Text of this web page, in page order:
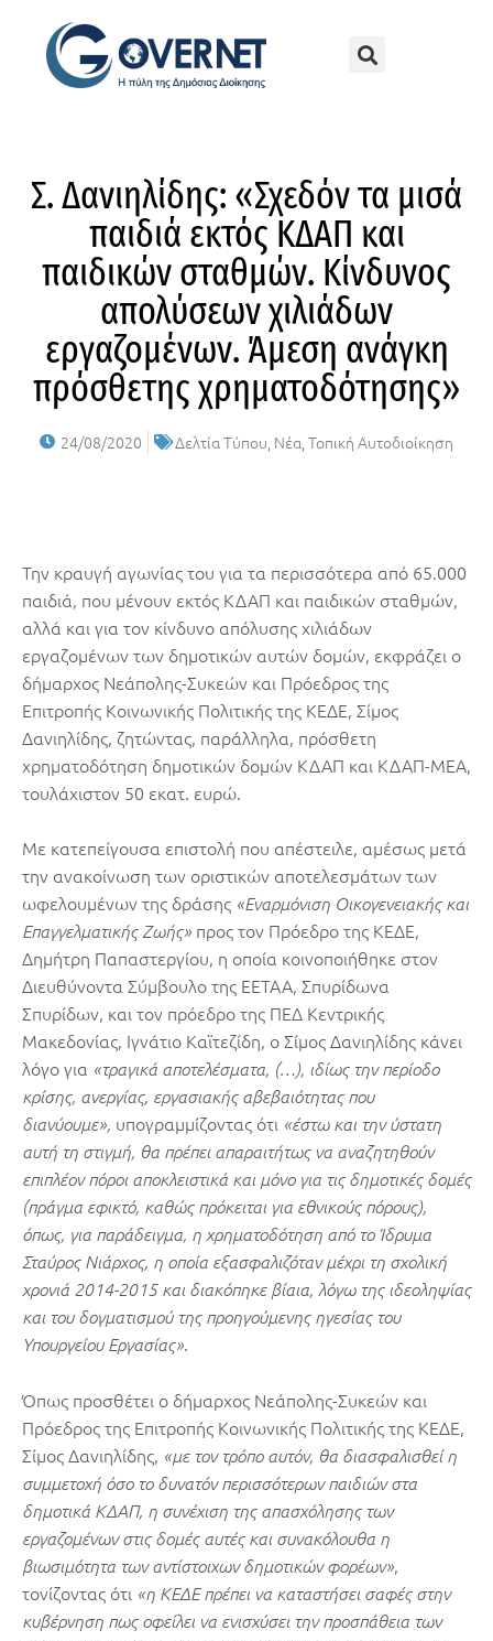
Σ. Δανιηλίδης: «Σχεδόν τα μισά
παιδιά εκτός ΚΔΑΠ και
παιδικών σταθμών. Κίνδυνος
απολύσεων χιλιάδων
εργαζομένων. Άμεση ανάγκη
πρόσθετης χρηματοδότησης»
24/08/2020 Δελτία Τύπου Νέα Τοπική Αυτοδιοίκηση
Την κραυγή αγωνίας του για τα περισσότερα από 65.000
παιδιά, που μένουν εκτός ΚΔΑΠ και παιδικών σταθμών,
αλλά και για τον κίνδυνο απόλυσης χιλιάδων
εργαζομένων των δημοτικών αυτών δομών, εκφράζει ο
δήμαρχος Νεάπολης-Συκεών και Πρόεδρος της
Επιτροπής Κοινωνικής Πολιτικής της ΚΕΔΕ, Σίμος
Δανιηλίδης, ζητώντας, παράλληλα, πρόσθετη
χρηματοδότηση δημοτικών δομών ΚΔΑΠ και ΚΔΑΠ-ΜΕΑ,
τουλάχιστον 50 εκατ. ευρώ.
Με κατεπείγουσα επιστολή που απέστειλε, αμέσως μετά
την ανακοίνωση των οριστικών αποτελεσμάτων των
ωφελουμένων της δράσης «Εναρμόνιση Οικογενειακής και
Επαγγελματικής Ζωής» προς τον Πρόεδρο της ΚΕΔΕ,
Δημήτρη Παπαστεργίου, η οποία κοινοποιήθηκε στον
Διευθύνοντα Σύμβουλο της ΕΕΤΑΑ, Σπυρίδωνα
Σπυρίδων, και τον πρόεδρο της ΠΕΔ Κεντρικής
Μακεδονίας, Ιγνάτιο Καϊτεζίδη, ο Σίμος Δανιηλίδης κάνει
λόγο για «τραγικά αποτελέσματα, (…), ιδίως την περίοδο
κρίσης, ανεργίας, εργασιακής αβεβαιότητας που
διανύουμε», υπογραμμίζοντας ότι «έστω και την ύστατη
αυτή τη στιγμή, θα πρέπει απαραιτήτως να αναζητηθούν
επιπλέον πόροι αποκλειστικά και μόνο για τις δημοτικές δομές
(πράγμα εφικτό, καθώς πρόκειται για εθνικούς πόρους),
όπως, για παράδειγμα, η χρηματοδότηση από το Ίδρυμα
Σταύρος Νιάρχος, η οποία εξασφαλιζόταν μέχρι τη σχολική
χρονιά 2014-2015 και διακόπηκε βίαια, λόγω της ιδεοληψίας
και του δογματισμού της προηγούμενης ηγεσίας του
Υπουργείου Εργασίας».
Όπως προσθέτει ο δήμαρχος Νεάπολης-Συκεών και
Πρόεδρος της Επιτροπής Κοινωνικής Πολιτικής της ΚΕΔΕ,
Σίμος Δανιηλίδης, «με τον τρόπο αυτόν, θα διασφαλισθεί η
συμμετοχή όσο το δυνατόν περισσότερων παιδιών στα
δημοτικά ΚΔΑΠ, η συνέχιση της απασχόλησης των
εργαζομένων στις δομές αυτές και συνακόλουθα η
βιωσιμότητα των αντίστοιχων δημοτικών φορέων»,
τονίζοντας ότι «η ΚΕΔΕ πρέπει να καταστήσει σαφές στην
κυβέρνηση πως οφείλει να ενισχύσει την προσπάθεια των